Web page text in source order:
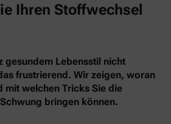
Ihren Stoffwechsel
gesundem Lebensstil nicht
frustrierend. Wir zeigen, woran
mit welchen Tricks Sie die
bringen können.